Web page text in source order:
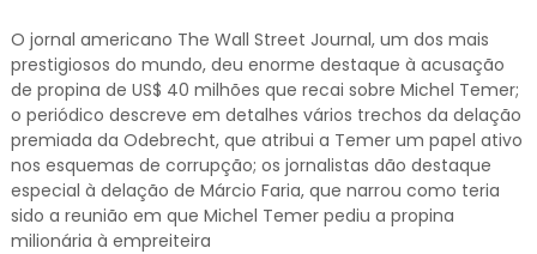
O jornal americano The Wall Street Journal, um dos mais
prestigiosos do mundo, deu enorme destaque à acusação
de propina de US$ 40 milhões que recai sobre Michel Temer;
o periódico descreve em detalhes vários trechos da delação
premiada da Odebrecht, que atribui a Temer um papel ativo
nos esquemas de corrupção; os jornalistas dão destaque
especial à delação de Márcio Faria, que narrou como teria
sido a reunião em que Michel Temer pediu a propina
milionária à empreiteira